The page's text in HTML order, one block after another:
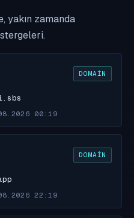
yakın zamanda
DOMAIN
00:19
DOMAIN
22:19